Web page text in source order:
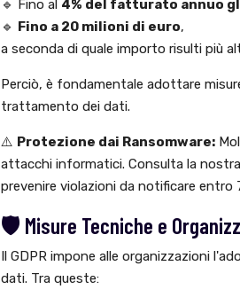
🔹 Fino al 4% del fatturato annuo
🔹 Fino a 20 milioni di euro,
a seconda di quale importo risulti più
Perciò, è fondamentale adottare
trattamento dei dati.
⚠️ Protezione dai Ransomware:
attacchi informatici. Consulta la
prevenire violazioni da notificare entro
🛡️ Misure Tecniche e
Il GDPR impone alle organizzazioni
dati. Tra queste: